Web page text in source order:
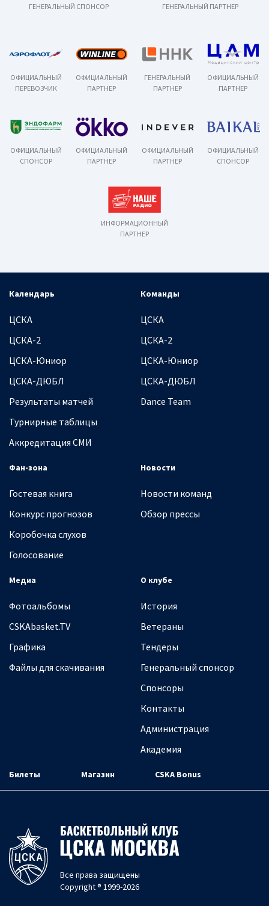
ГЕНЕРАЛЬНЫЙ СПОНСОР ГЕНЕРАЛЬНЫЙ ПАРТНЕР
ОФИЦИАЛЬНЫЙ
ПЕРЕВОЗЧИК
ОФИЦИАЛЬНЫЙ
ПАРТНЕР
ГЕНЕРАЛЬНЫЙ
ПАРТНЕР
ОФИЦИАЛЬНЫЙ
ПАРТНЕР
ОФИЦИАЛЬНЫЙ
СПОНСОР
ОФИЦИАЛЬНЫЙ
ПАРТНЕР
ОФИЦИАЛЬНЫЙ
ПАРТНЕР
ОФИЦИАЛЬНЫЙ
СПОНСОР
ИНФОРМАЦИОННЫЙ
ПАРТНЕР
Календарь
ЦСКА
ЦСКА-2
ЦСКА-Юниор
ЦСКА-ДЮБЛ
Результаты матчей
Турнирные таблицы
Аккредитация СМИ
Команды
ЦСКА
ЦСКА-2
ЦСКА-Юниор
ЦСКА-ДЮБЛ
Dance Team
Фан-зона
Гостевая книга
Конкурс прогнозов
Коробочка слухов
Голосование
Новости
Новости команд
Обзор прессы
Медиа
Фотоальбомы
CSKAbasket.TV
Графика
Файлы для скачивания
О клубе
История
Ветераны
Тендеры
Генеральный спонсор
Спонсоры
Контакты
Администрация
Академия
Билеты Магазин CSKA Bonus
Все права защищены
Copyright ® 1999-2026